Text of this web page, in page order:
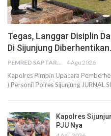
Tegas, Langgar Disiplin
Di Sijunjung
PEMRED SAPTARIUS 4 Agu 2026
Kapolres Pimpin Upacara
) Personil Polres Sijunjung JURNAL
Kapolres
PJU Nya